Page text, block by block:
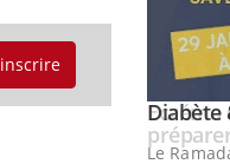
Mains : se Youtube
Diabète
Le